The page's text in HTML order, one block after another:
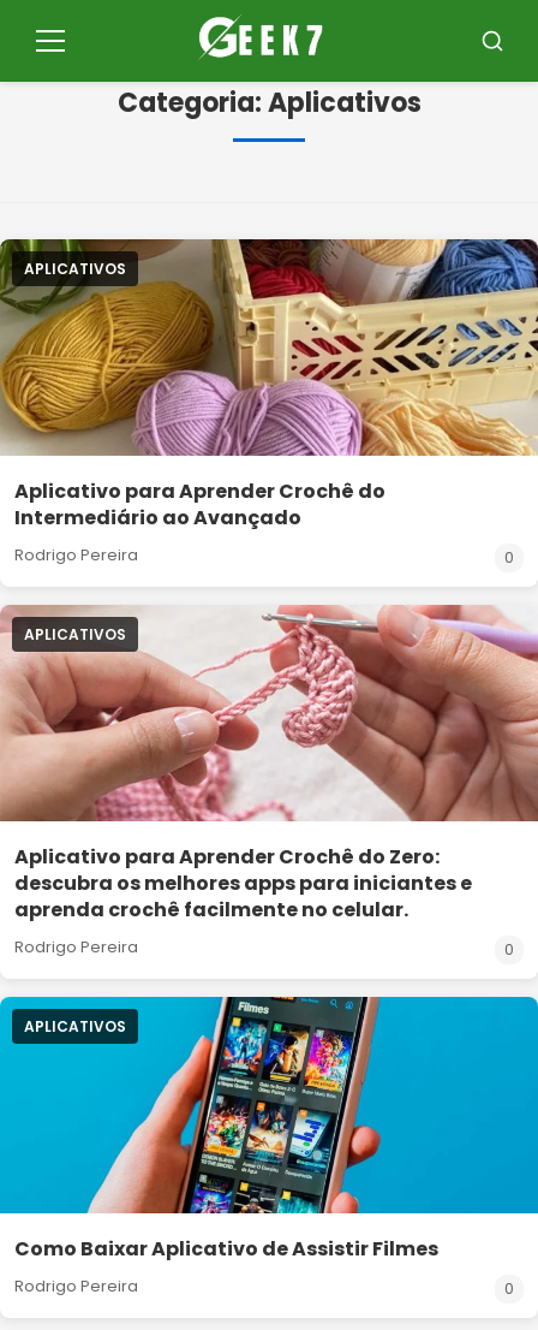
paraMenu
Categoria:Aplicativos
APLICATIVOS
Aplicativo para Aprender Crochê do
Intermediário ao Avançado
Rodrigo Pereira 0
APLICATIVOS
Aplicativo para Aprender Crochê do Zero:
descubra os melhores apps para iniciantes e
aprenda crochê facilmente no celular.
Rodrigo Pereira 0
APLICATIVOS
Como Baixar Aplicativo de Assistir Filmes
Rodrigo Pereira 0